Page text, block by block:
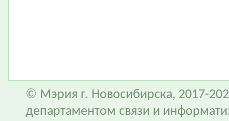
© Мэрия г. Новосибирска, 2017-
департаментом связи и